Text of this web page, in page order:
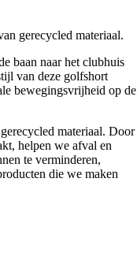
gerecycled materiaal.
baan naar het clubhuis
van deze golfshort
bewegingsvrijheid op de
materiaal. Door
helpen we afval en
te verminderen,
die we maken